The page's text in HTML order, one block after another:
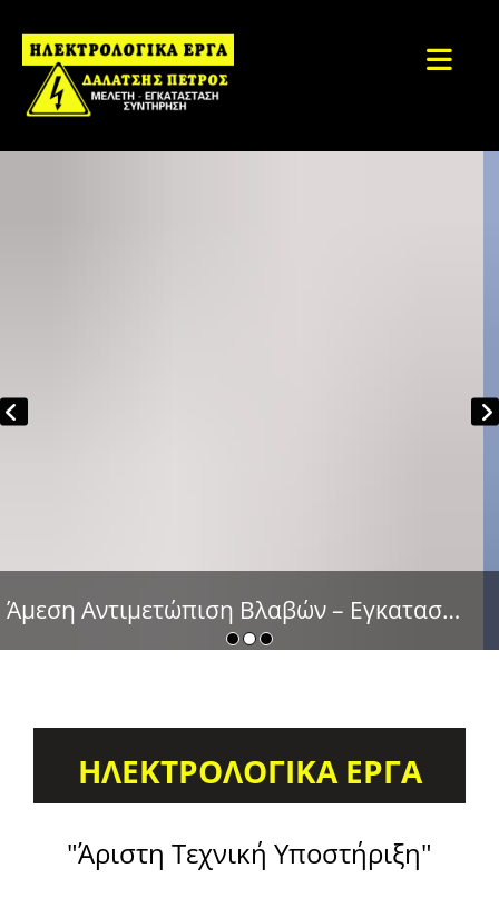
Εγκαταστάσεις – Συντηρήσεις Φωτοβολταϊκών
ΗΛΕΚΤΡΟΛΟΓΙΚΑ ΕΡΓΑ
"Άριστη Τεχνική Υποστήριξη"